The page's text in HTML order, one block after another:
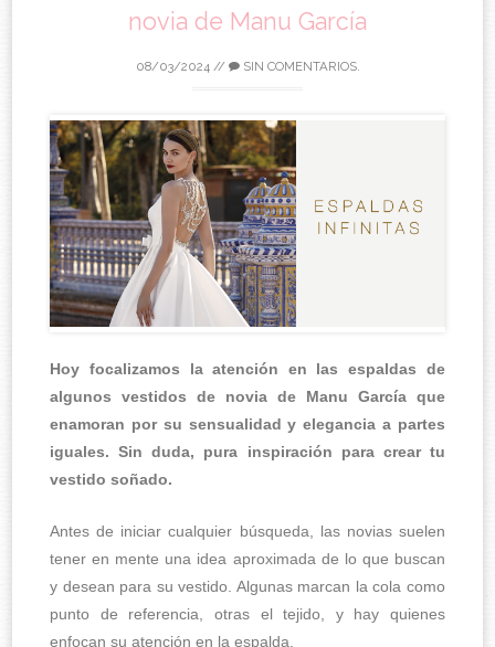
novia de Manu García
08/03/2024// SIN COMENTARIOS.
Hoy focalizamos la atención en las espaldas de
algunos vestidos de novia de Manu García que
enamoran por su sensualidad y elegancia a partes
iguales. Sin duda, pura inspiración para crear tu
vestido soñado.
Antes de iniciar cualquier búsqueda, las novias suelen
tener en mente una idea aproximada de lo que buscan
y desean para su vestido. Algunas marcan la cola como
punto de referencia, otras el tejido, y hay quienes
enfocan su atención en la espalda.